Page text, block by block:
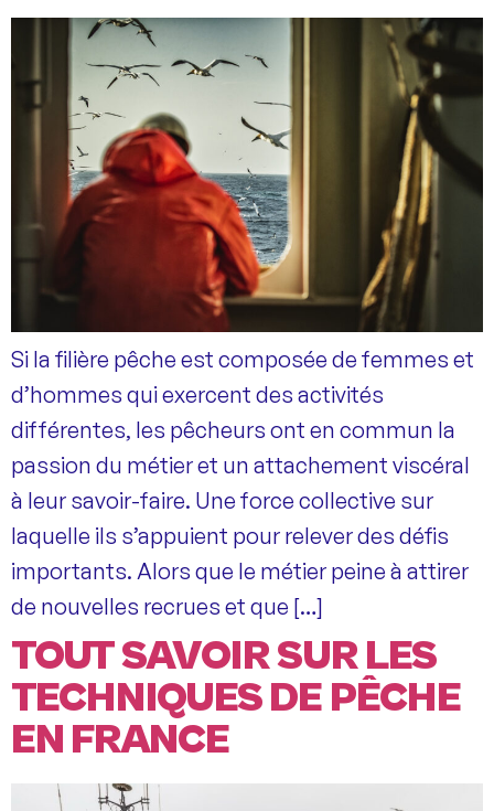
Si la filière pêche est composée de femmes et
d’hommes qui exercent des activités
différentes, les pêcheurs ont en commun la
passion du métier et un attachement viscéral
à leur savoir-faire. Une force collective sur
laquelle ils s’appuient pour relever des défis
importants. Alors que le métier peine à attirer
de nouvelles recrues et que […]
TOUT SAVOIR SUR LES
TECHNIQUES DE PÊCHE
EN FRANCE